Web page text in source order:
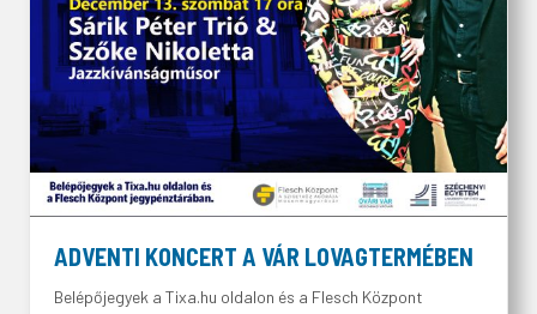
ADVENTI KONCERT A VÁR LOVAGTERMÉBEN
Belépőjegyek a Tixa.hu oldalon és a Flesch Központ